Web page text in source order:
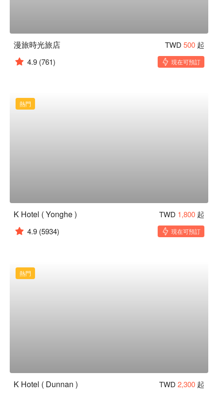
漫旅時光旅店 TWD 500 起
4.9 (761) 現在可預訂
熱門
K Hotel ( Yonghe ) TWD 1,800 起
4.9 (5934) 現在可預訂
熱門
K Hotel ( Dunnan ) TWD 2,300 起